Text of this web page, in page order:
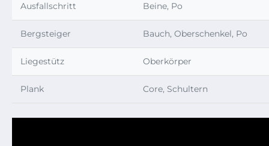
Ausfallschritt Beine, Po
Bergsteiger Bauch, Oberschenkel, Po
Liegestütz Oberkörper
Plank Core, Schultern